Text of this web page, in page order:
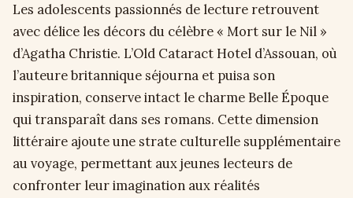
Les adolescents passionnés de lecture retrouvent
avec délice les décors du célèbre « Mort sur le Nil »
d’Agatha Christie. L’Old Cataract Hotel d’Assouan, où
l’auteure britannique séjourna et puisa son
inspiration, conserve intact le charme Belle Époque
qui transparaît dans ses romans. Cette dimension
littéraire ajoute une strate culturelle supplémentaire
au voyage, permettant aux jeunes lecteurs de
confronter leur imagination aux réalités